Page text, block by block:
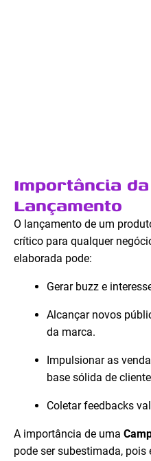
Importância
Lançamento
O lançamento de um
crítico para qualquer
elaborada pode:
Gerar buzz e
Alcançar novos
da marca.
Impulsionar as
base sólida de
Coletar feedbacks
A importância de uma
pode ser subestimada,